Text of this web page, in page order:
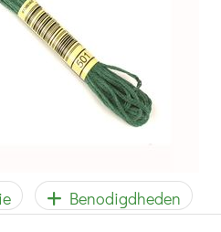
Benodigdheden